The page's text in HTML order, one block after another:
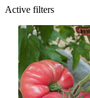
Active filters